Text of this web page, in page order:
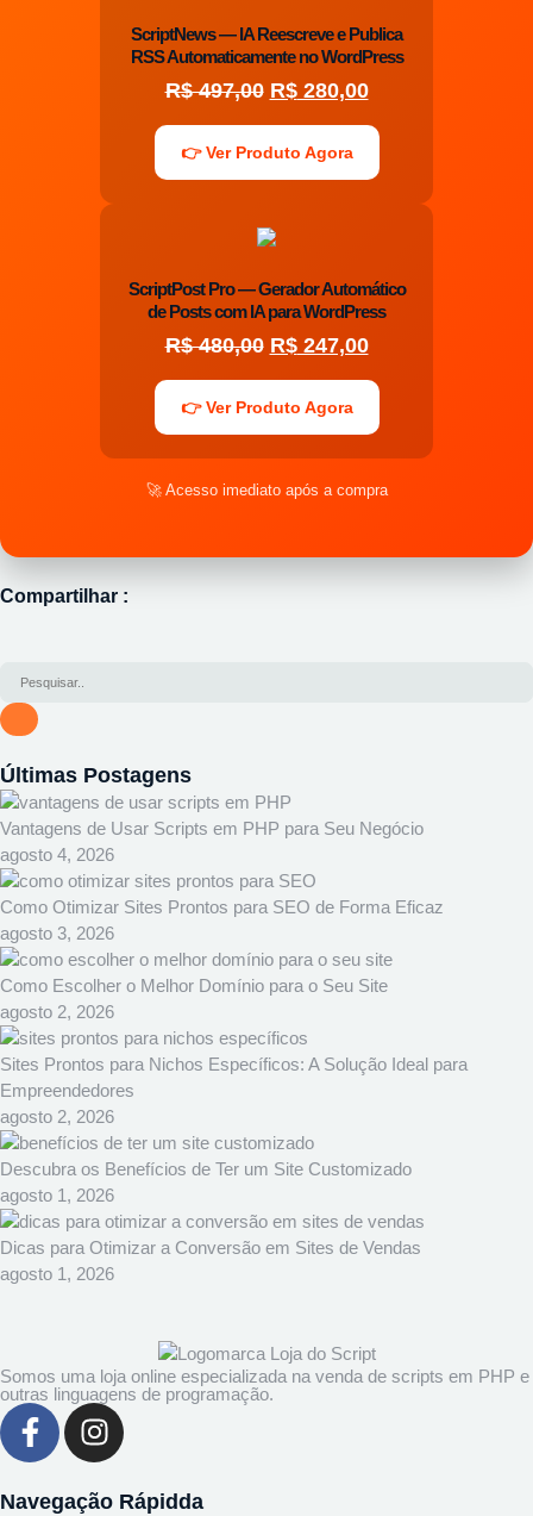
ScriptNews — IA Reescreve e Publica
RSS Automaticamente no WordPress
R$497,00 R$280,00
👉 Ver Produto Agora
ScriptPost Pro — Gerador Automático
de Posts com IA para WordPress
R$480,00 R$247,00
👉 Ver Produto Agora
🚀 Acesso imediato após a compra
Compartilhar :
Últimas Postagens
Vantagens de Usar Scripts em PHP para Seu Negócio
agosto 4, 2026
Como Otimizar Sites Prontos para SEO de Forma Eficaz
agosto 3, 2026
Como Escolher o Melhor Domínio para o Seu Site
agosto 2, 2026
Sites Prontos para Nichos Específicos: A Solução Ideal para
Empreendedores
agosto 2, 2026
Descubra os Benefícios de Ter um Site Customizado
agosto 1, 2026
Dicas para Otimizar a Conversão em Sites de Vendas
agosto 1, 2026
Somos uma loja online especializada na venda de scripts em PHP e
outras linguagens de programação.
Navegação Rápidda